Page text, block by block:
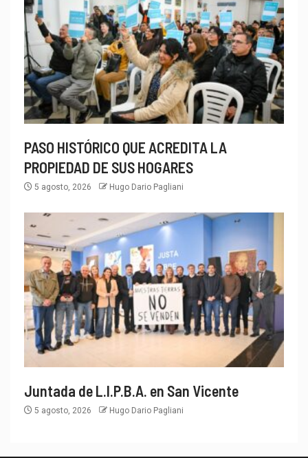
PASO HISTÓRICO QUE ACREDITA LA
PROPIEDAD DE SUS HOGARES
5 agosto, 2026 Hugo Dario Pagliani
Juntada de L.I.P.B.A. en San Vicente
5 agosto, 2026 Hugo Dario Pagliani